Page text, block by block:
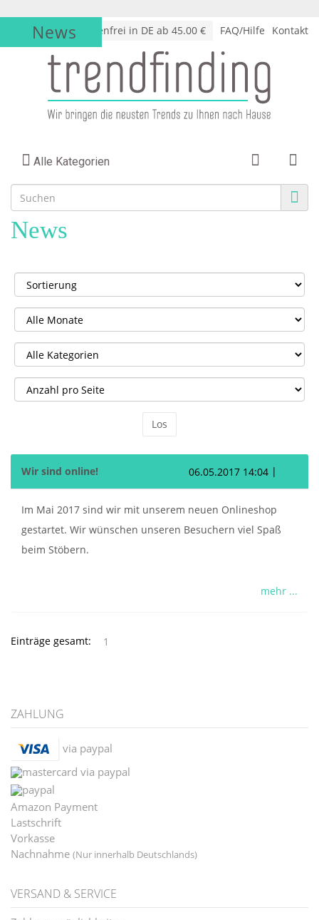
√Versandkostenfrei in DE ab 45.00 € FAQ/Hilfe Kontakt
News
Alle Kategorien
News
Los
Wir sind online! 06.05.2017 14:04 |
Im Mai 2017 sind wir mit unserem neuen Onlineshop
gestartet. Wir wünschen unseren Besuchern viel Spaß
beim Stöbern.
mehr ...
Einträge gesamt: 1
ZAHLUNG
via paypal
via paypal
Amazon Payment
Lastschrift
Vorkasse
Nachnahme (Nur innerhalb Deutschlands)
VERSAND & SERVICE